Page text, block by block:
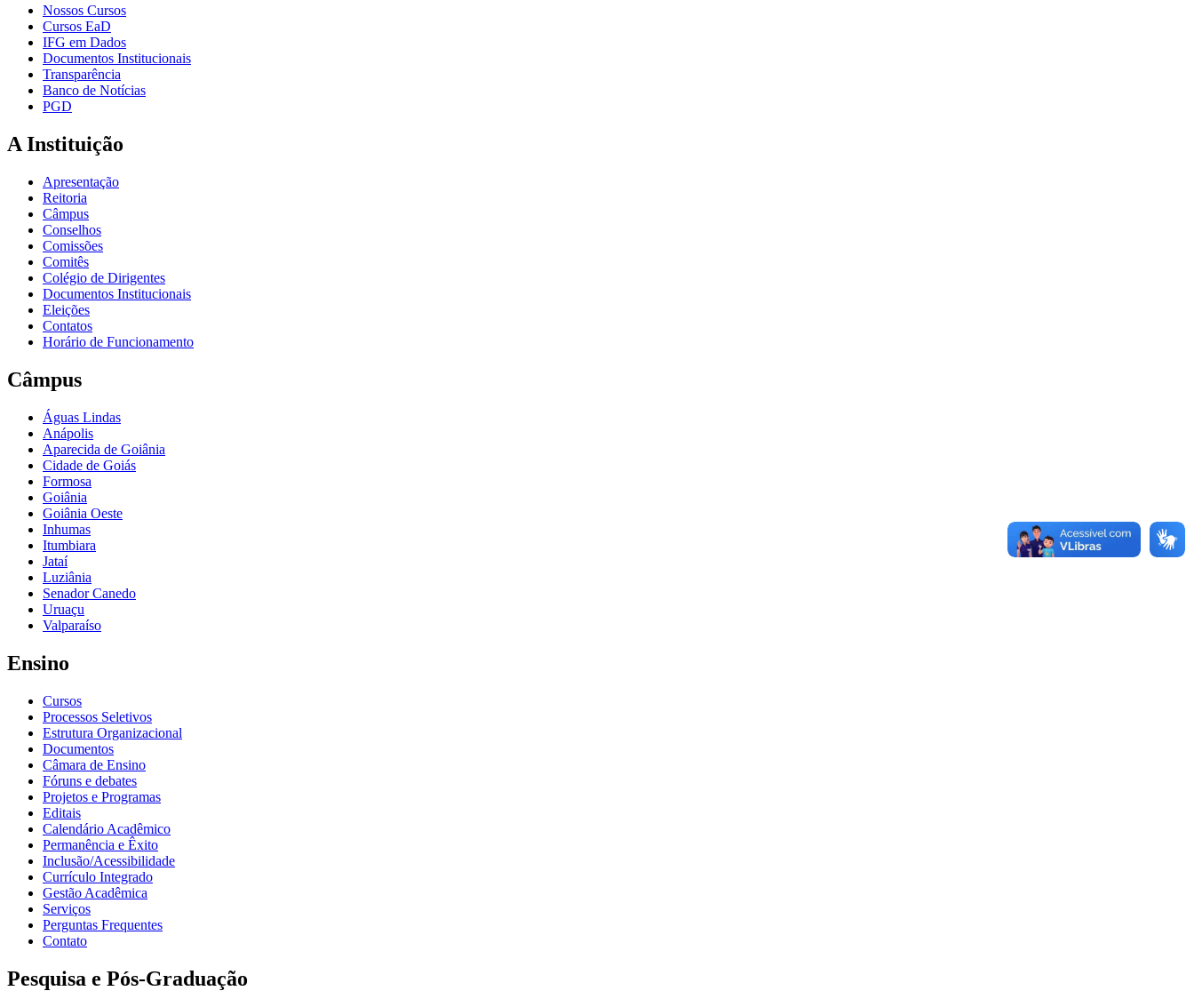
Nossos Cursos
Cursos EaD
IFG em Dados
Documentos Institucionais
Transparência
Banco de Notícias
PGD
A Instituição
Apresentação
Reitoria
Câmpus
Conselhos
Comissões
Comitês
Colégio de Dirigentes
Documentos Institucionais
Eleições
Contatos
Horário de Funcionamento
Câmpus
Águas Lindas
Anápolis
Aparecida de Goiânia
Cidade de Goiás
Formosa
Goiânia
Goiânia Oeste
Inhumas
Itumbiara
Jataí
Luziânia
Senador Canedo
Uruaçu
Valparaíso
Ensino
Cursos
Processos Seletivos
Estrutura Organizacional
Documentos
Câmara de Ensino
Fóruns e debates
Projetos e Programas
Editais
Calendário Acadêmico
Permanência e Êxito
Inclusão/Acessibilidade
Currículo Integrado
Gestão Acadêmica
Serviços
Perguntas Frequentes
Contato
Pesquisa e Pós-Graduação